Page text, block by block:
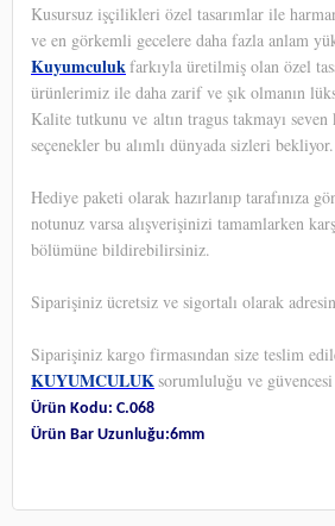
Kusursuz işçilikleri özel tasarımlar ile
ve en görkemli gecelere daha fazla anlam
Kuyumculukfarkıyla üretilmiş olan özel
ürünlerimiz ile daha zarif ve şık olmanın
Kalite tutkunu ve altın tragus takmayı
seçenekler bu alımlı dünyada sizleri bekliyor.
Hediye paketi olarak hazırlanıp tarafınıza
notunuz varsa alışverişinizi tamamlarken
bölümüne bildirebilirsiniz.
Siparişiniz ücretsiz ve sigortalı olarak
Siparişiniz kargo firmasından size teslim
KUYUMCULUKsorumluluğu ve güvencesi
Ürün Kodu: C.068
Ürün Bar Uzunluğu:6mm